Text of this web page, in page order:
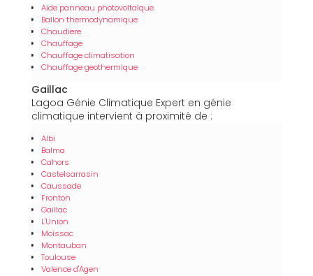
Aide panneau photovoltaïque
Ballon thermodynamique
Chaudiere
Chauffage
Chauffage climatisation
Chauffage geothermique
Gaillac
Lagoa Génie Climatique Expert en génie
climatique intervient à proximité de :
Albi
Balma
Cahors
Castelsarrasin
Caussade
Fronton
Gaillac
L'Union
Moissac
Montauban
Toulouse
Valence d'Agen